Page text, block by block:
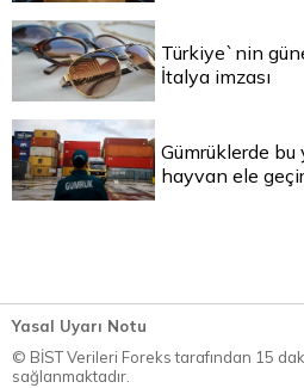
Türkiye`nin
İtalya imzası
Gümrüklerde bu
hayvan ele
Yasal Uyarı Notu
© BİST Verileri Foreks tarafından 15
sağlanmaktadır.